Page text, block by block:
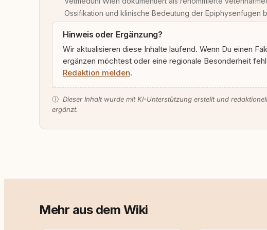
Ossifikation und klinische Bedeutung der Epiphysenfugen
Hinweis oder Ergänzung?
Wir aktualisieren diese Inhalte laufend. Wenn Du einen
ergänzen möchtest oder eine regionale Besonderheit
Redaktion melden.
ⓘ Dieser Inhalt wurde mit KI-Unterstützung erstellt und
ergänzt.
Mehr aus dem Wiki